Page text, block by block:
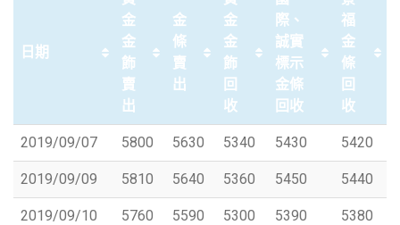
日期
金
金
飾
賣
出
金
條
賣
出
金
金
飾
回
收
際、
誠實
標示
金條
回收
福
金
條
回
收
2019/09/07 5800 5630 5340 5430 5420
2019/09/09 5810 5640 5360 5450 5440
2019/09/10 5760 5590 5300 5390 5380